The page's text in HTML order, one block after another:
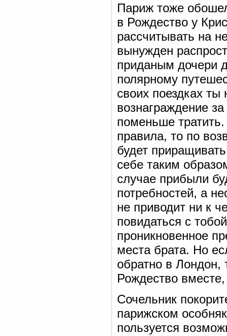
Париж тоже
в Рождество у
рассчитывать на
вынужден
приданым дочери
полярному
своих поездках
вознаграждение
поменьше
правила, то по
будет
себе таким
случае прибыли
потребностей, а
не приводит ни к
повидаться с
проникновенное
места брата. Но
обратно в Лондон,
Рождество
Сочельник
парижском
пользуется